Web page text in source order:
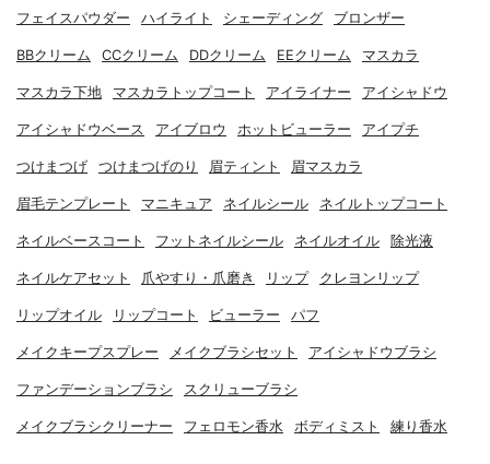
フェイスパウダー ハイライト シェーディング ブロンザー
BBクリーム CCクリーム DDクリーム EEクリーム マスカラ
マスカラ下地 マスカラトップコート アイライナー アイシャドウ
アイシャドウベース アイブロウ ホットビューラー アイプチ
つけまつげ つけまつげのり 眉ティント 眉マスカラ
眉毛テンプレート マニキュア ネイルシール ネイルトップコート
ネイルベースコート フットネイルシール ネイルオイル 除光液
ネイルケアセット 爪やすり・爪磨き リップ クレヨンリップ
リップオイル リップコート ビューラー パフ
メイクキープスプレー メイクブラシセット アイシャドウブラシ
ファンデーションブラシ スクリューブラシ
メイクブラシクリーナー フェロモン香水 ボディミスト 練り香水